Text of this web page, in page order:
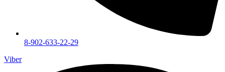
8-902-633-22-29
Viber